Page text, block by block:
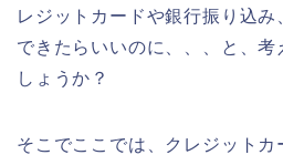
レジットカードや銀行振り込
できたらいいのに、、、と、
しょうか？
そこでここでは、クレジットカ